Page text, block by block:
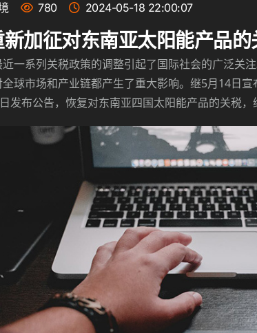
780 2024-05-18 22:00:07
加征对东南亚太阳能产品
一系列关税政策的调整引起了国际社会的广泛关
球市场和产业链都产生了重大影响。继5月14日宣
发布公告，恢复对东南亚四国太阳能产品的关税，